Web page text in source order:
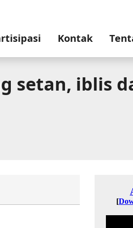
Kontak
setan, iblis